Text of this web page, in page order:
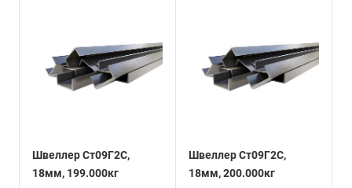
Швеллер Ст09Г2С,
18мм, 199.000кг
Швеллер Ст09Г2С,
18мм, 200.000кг